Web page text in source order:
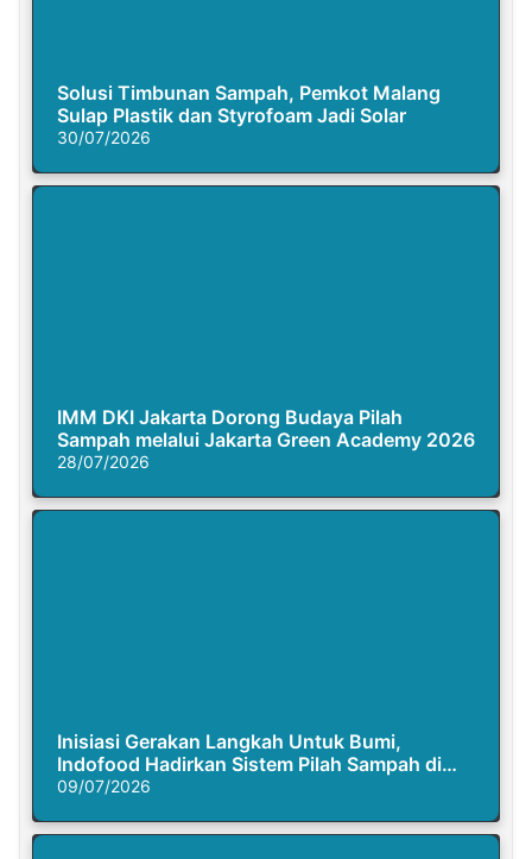
Solusi Timbunan Sampah, Pemkot Malang
Sulap Plastik dan Styrofoam Jadi Solar
30/07/2026
IMM DKI Jakarta Dorong Budaya Pilah
Sampah melalui Jakarta Green Academy 2026
28/07/2026
Inisiasi Gerakan Langkah Untuk Bumi,
Indofood Hadirkan Sistem Pilah Sampah di
Semasa Piknik
09/07/2026